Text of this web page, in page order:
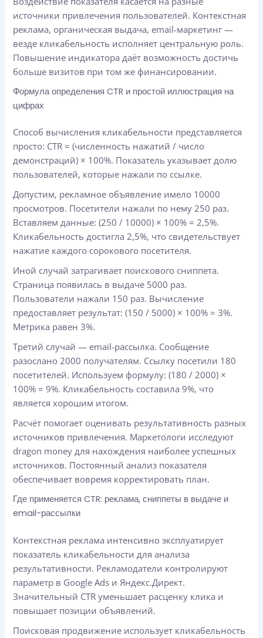
источники привлечения пользователей. Контекстная
реклама, органическая выдача, email-маркетинг —
везде кликабельность исполняет центральную роль.
Повышение индикатора даёт возможность достичь
больше визитов при том же финансировании.
Формула определения CTR и простой иллюстрация на
цифрах
Способ вычисления кликабельности представляется
просто: CTR = (численность нажатий / число
демонстраций) × 100%. Показатель указывает долю
пользователей, которые нажали по ссылке.
Допустим, рекламное объявление имело 10000
просмотров. Посетители нажали по нему 250 раз.
Вставляем данные: (250 / 10000) × 100% = 2,5%.
Кликабельность достигла 2,5%, что свидетельствует
нажатие каждого сорокового посетителя.
Иной случай затрагивает поискового сниппета.
Страница появилась в выдаче 5000 раз.
Пользователи нажали 150 раз. Вычисление
предоставляет результат: (150 / 5000) × 100% = 3%.
Метрика равен 3%.
Третий случай — email-рассылка. Сообщение
разослано 2000 получателям. Ссылку посетили 180
посетителей. Используем формулу: (180 / 2000) ×
100% = 9%. Кликабельность составила 9%, что
является хорошим итогом.
Расчёт помогает оценивать результативность разных
источников привлечения. Маркетологи исследуют
dragon money для нахождения наиболее успешных
источников. Постоянный анализ показателя
обеспечивает вовремя корректировать план.
Где применяется CTR: реклама, сниппеты в выдаче и
email-рассылки
Контекстная реклама интенсивно эксплуатирует
показатель кликабельности для анализа
результативности. Рекламодатели контролируют
параметр в Google Ads и Яндекс.Директ.
Значительный CTR уменьшает расценку клика и
повышает позиции объявлений.
Поисковая продвижение использует кликабельность